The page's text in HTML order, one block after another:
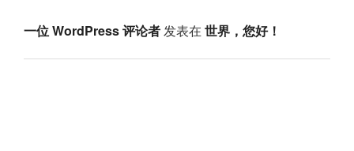
一位 WordPress 评论者发表在 世界，您好！